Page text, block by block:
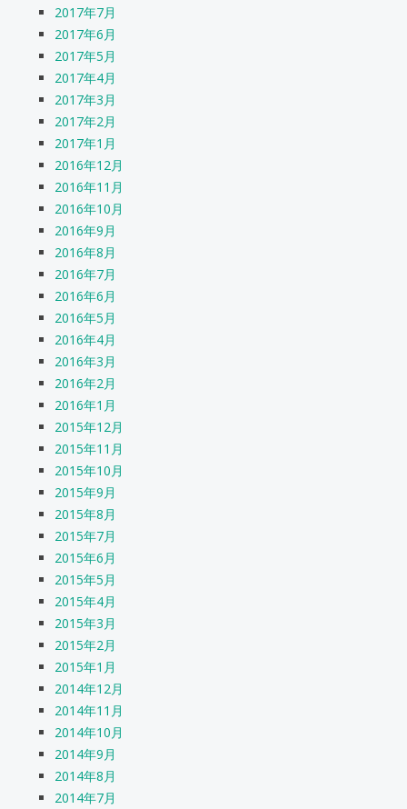
2017年7月
2017年6月
2017年5月
2017年4月
2017年3月
2017年2月
2017年1月
2016年12月
2016年11月
2016年10月
2016年9月
2016年8月
2016年7月
2016年6月
2016年5月
2016年4月
2016年3月
2016年2月
2016年1月
2015年12月
2015年11月
2015年10月
2015年9月
2015年8月
2015年7月
2015年6月
2015年5月
2015年4月
2015年3月
2015年2月
2015年1月
2014年12月
2014年11月
2014年10月
2014年9月
2014年8月
2014年7月